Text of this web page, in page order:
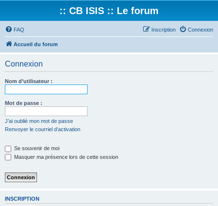
:: CB ISIS :: Le forum
FAQ Connexion
Inscription
Accueil du forum
Connexion
Nom d’utilisateur :
Mot de passe :
J’ai oublié mon mot de passe
Renvoyer le courriel d’activation
Se souvenir de moi
Masquer ma présence lors de cette session
INSCRIPTION